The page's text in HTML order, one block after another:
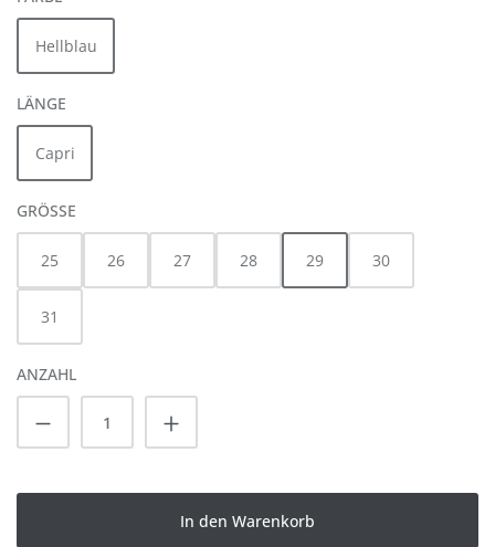
Hellblau
LÄNGE
Capri
GRÖSSE
25 26 27 28 29 30
31
ANZAHL
Produkt Anzahl: Gib den gewünschten
In den Warenkorb